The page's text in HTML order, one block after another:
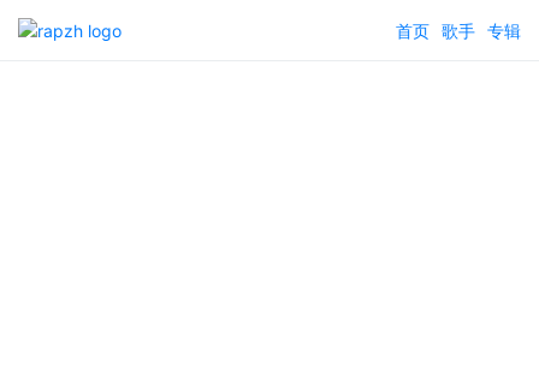
首页 歌手 专辑